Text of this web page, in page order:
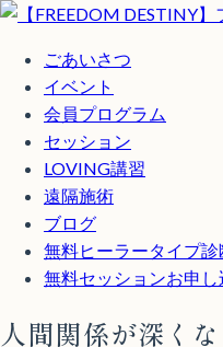
ごあいさつ
イベント
会員プログラム
セッション
LOVING講習
遠隔施術
ブログ
無料ヒーラータイプ診
無料セッションお申し
人間関係が深く